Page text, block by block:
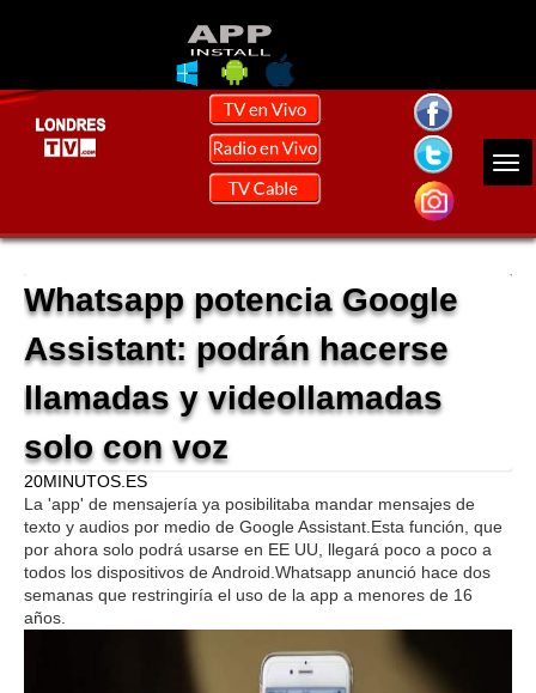
Whatsapp potencia Google
Assistant: podrán hacerse
llamadas y videollamadas
solo con voz
20MINUTOS.ES
La 'app' de mensajería ya posibilitaba mandar mensajes de
texto y audios por medio de Google Assistant.Esta función, que
por ahora solo podrá usarse en EE UU, llegará poco a poco a
todos los dispositivos de Android.Whatsapp anunció hace dos
semanas que restringiría el uso de la app a menores de 16
años.